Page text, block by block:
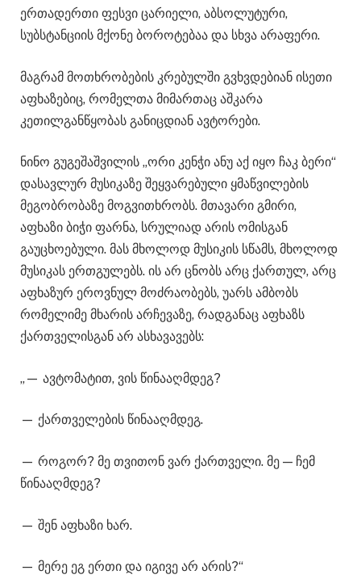
ერთადერთი ფესვი ცარიელი, აბსოლუტური,
სუბსტანციის მქონე ბოროტებაა და სხვა არაფერი.
მაგრამ მოთხრობების კრებულში გვხვდებიან ისეთი
აფხაზებიც, რომელთა მიმართაც აშკარა
კეთილგანწყობას განიცდიან ავტორები.
ნინო გუგეშაშვილის „ორი კენჭი ანუ აქ იყო ჩაკ ბერი“
დასავლურ მუსიკაზე შეყვარებული ყმაწვილების
მეგობრობაზე მოგვითხრობს. მთავარი გმირი,
აფხაზი ბიჭი ფარნა, სრულიად არის ომისგან
გაუცხოებული. მას მხოლოდ მუსიკის სწამს, მხოლოდ
მუსიკას ერთგულებს. ის არ ცნობს არც ქართულ, არც
აფხაზურ ეროვნულ მოძრაობებს, უარს ამბობს
რომელიმე მხარის არჩევაზე, რადგანაც აფხაზს
ქართველისგან არ ასხავავებს:
„— ავტომატით, ვის წინააღმდეგ?
— ქართველების წინააღმდეგ.
— როგორ? მე თვითონ ვარ ქართველი. მე — ჩემ
წინააღმდეგ?
— შენ აფხაზი ხარ.
— მერე ეგ ერთი და იგივე არ არის?“